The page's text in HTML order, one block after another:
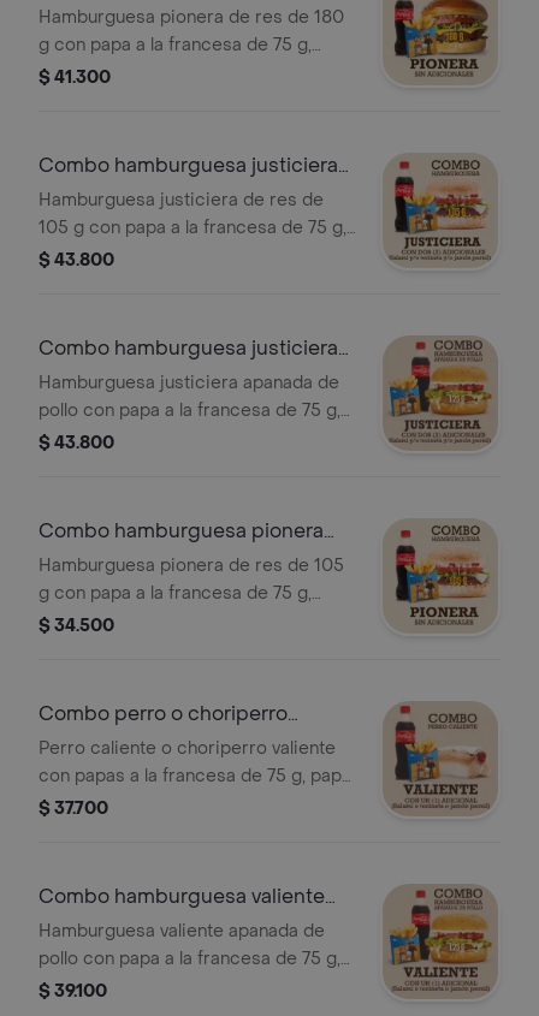
180 g
Hamburguesa pionera de res de 180
g con papa a la francesa de 75 g,
papa criolla de 100 g o papa casco
$ 41.300
Combo hamburguesa justiciera
105 g
Hamburguesa justiciera de res de
105 g con papa a la francesa de 75 g,
papa criolla de 100 g o papa casco
$ 43.800
Combo hamburguesa justiciera
apanada
Hamburguesa justiciera apanada de
pollo con papa a la francesa de 75 g,
papa criolla de 100 g o papa casco
$ 43.800
Combo hamburguesa pionera
105 g
Hamburguesa pionera de res de 105
g con papa a la francesa de 75 g,
papa criolla de 100 g o papa casco
$ 34.500
Combo perro o choriperro
valiente
Perro caliente o choriperro valiente
con papas a la francesa de 75 g, papa
criolla de 100 g o papa casco de 100
$ 37.700
Combo hamburguesa valiente
apanada pollo
Hamburguesa valiente apanada de
pollo con papa a la francesa de 75 g,
papa criolla de 100 g o papa casco
$ 39.100